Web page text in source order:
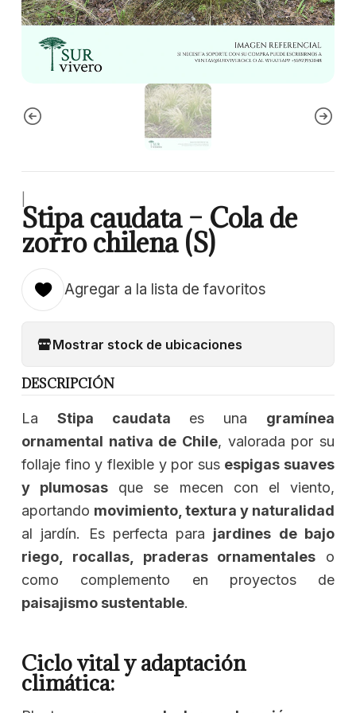
Stipa caudata – Cola de
zorro chilena (S)
Agregar a la lista de favoritos
Mostrar stock de ubicaciones
DESCRIPCIÓN
La Stipa caudata es una gramínea
ornamental nativa de Chile, valorada por su
follaje fino y flexible y por sus espigas suaves
y plumosas que se mecen con el viento,
aportando movimiento, textura y naturalidad
al jardín. Es perfecta para jardines de bajo
riego, rocallas, praderas ornamentales o
como complemento en proyectos de
paisajismo sustentable.
Ciclo vital y adaptación
climática: